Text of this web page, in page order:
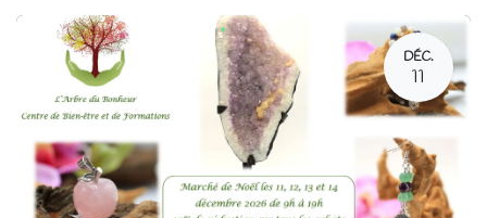
DÉC.
11